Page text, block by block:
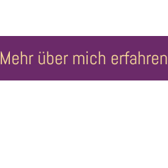
Mehr über mich erfahren